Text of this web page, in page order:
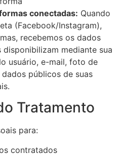
conectadas: Quando
(Facebook/Instagram),
recebemos os dados
mediante sua
usuário, e-mail, foto de
públicos de suas
Tratamento
para:
contratados